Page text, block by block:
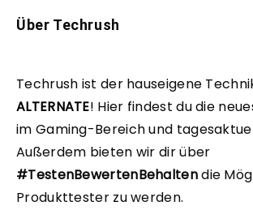
Über Techrush
Techrush ist der hauseigene
ALTERNATE! Hier findest du die
im Gaming-Bereich und
Außerdem bieten wir dir über
#TestenBewertenBehaltendie
Produkttester zu werden.